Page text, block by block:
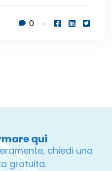
0
qui
chiedi una
gratuita.